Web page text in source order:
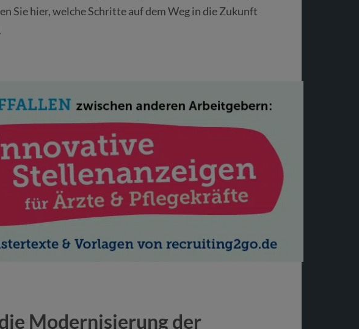
Sie hier, welche Schritte auf dem Weg in die Zukunft
Modernisierung der